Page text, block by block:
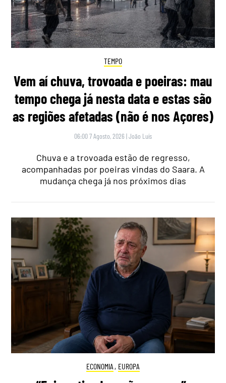
TEMPO
Vem aí chuva, trovoada e poeiras: mau
tempo chega já nesta data e estas são
as regiões afetadas (não é nos Açores)
06:00 7 Agosto, 2026 |João Luís
Chuva e a trovoada estão de regresso,
acompanhadas por poeiras vindas do Saara. A
mudança chega já nos próximos dias
ECONOMIA , EUROPA